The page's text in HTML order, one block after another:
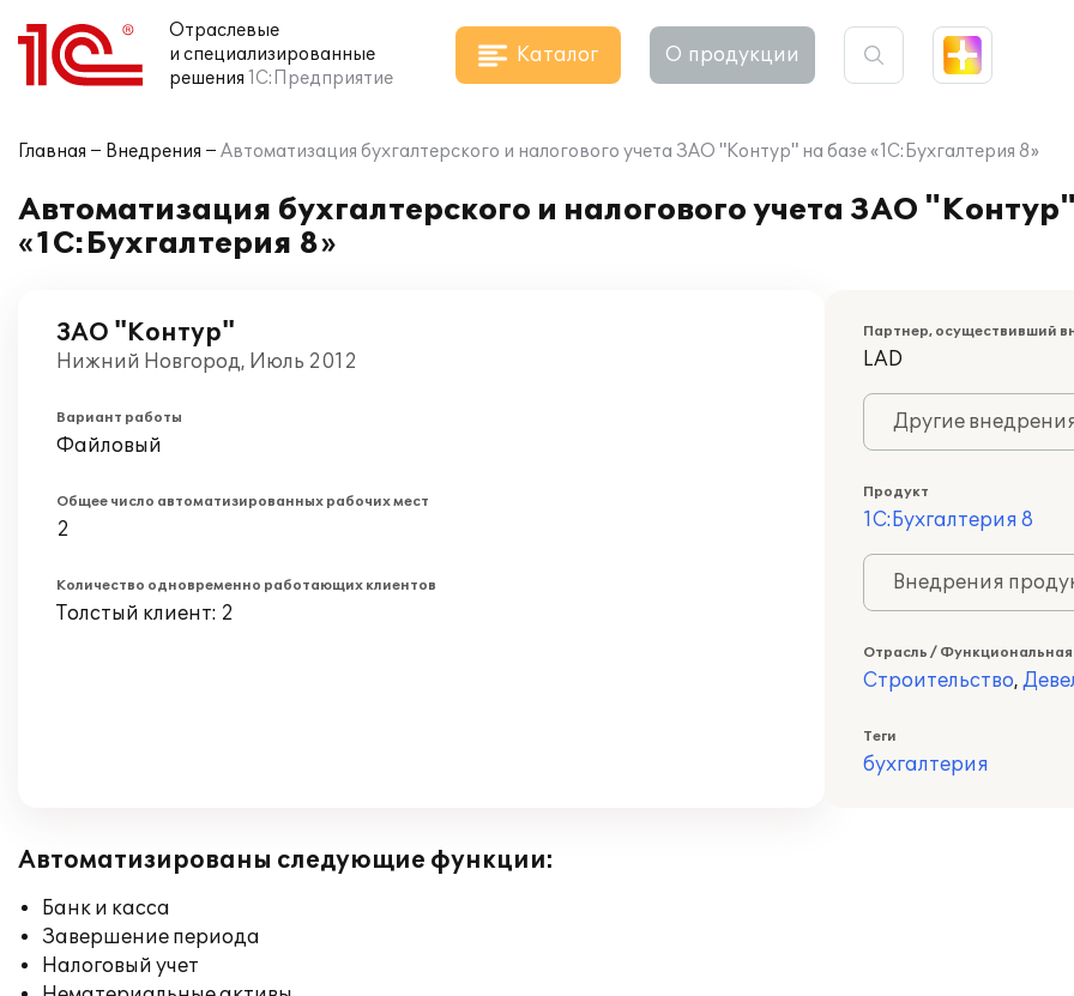
Отраслевые
и специализированные
решения 1С:Предприятие
Каталог О продукции
Главная Внедрения Автоматизация бухгалтерского и налогового учета ЗАО "Контур" на базе «1С:Бухгалтерия 8»
Автоматизация бухгалтерского и налогового учета ЗАО
«1С:Бухгалтерия 8»
ЗАО "Контур"
Нижний Новгород, Июль 2012
Вариант работы
Файловый
Общее число автоматизированных рабочих мест
2
Количество одновременно работающих клиентов
Толстый клиент: 2
Партнер, осуществивший
LAD
Другие
Продукт
1С:Бухгалтерия 8
Внедрения
Отрасль / Функциональная
Строительство,
Теги
бухгалтерия
Автоматизированы следующие функции:
Банк и касса
Завершение периода
Налоговый учет